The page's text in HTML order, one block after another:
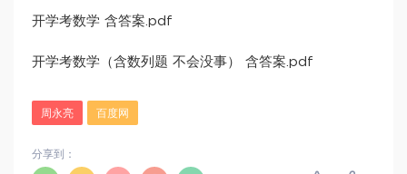
开学考数学 含答案.pdf
开学考数学（含数列题 不会没事） 含答案.pdf
周永亮 百度网
分享到：